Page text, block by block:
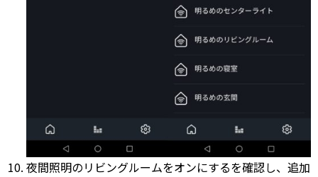
夜間照明のリビングルームをオンにするを確認し、追加